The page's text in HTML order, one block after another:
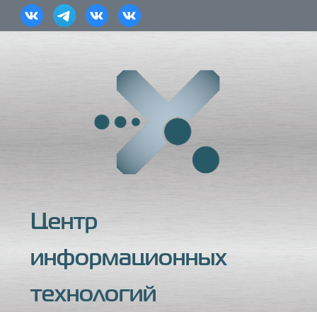
Центр
информационных
технологий